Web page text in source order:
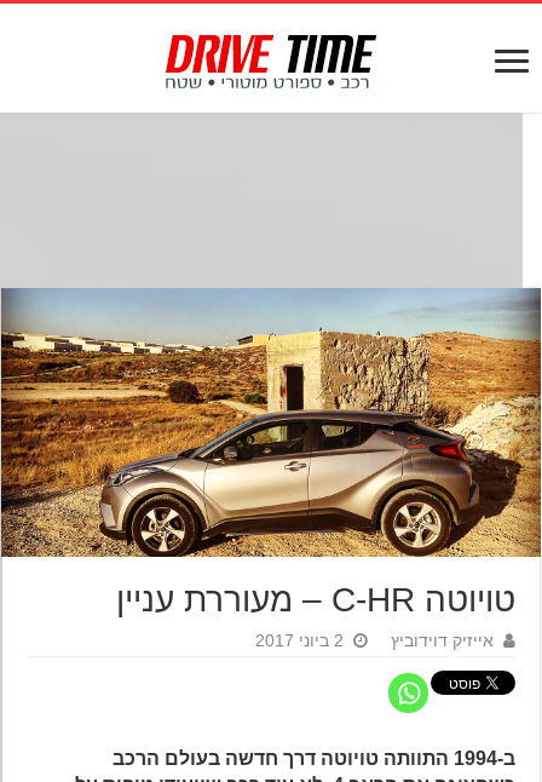
טויוטה C-HR – מעוררת עניין
אייזיק דוידוביץ 2 ביוני 2017
ב-1994 התוותה טויוטה דרך חדשה בעולם הרכב